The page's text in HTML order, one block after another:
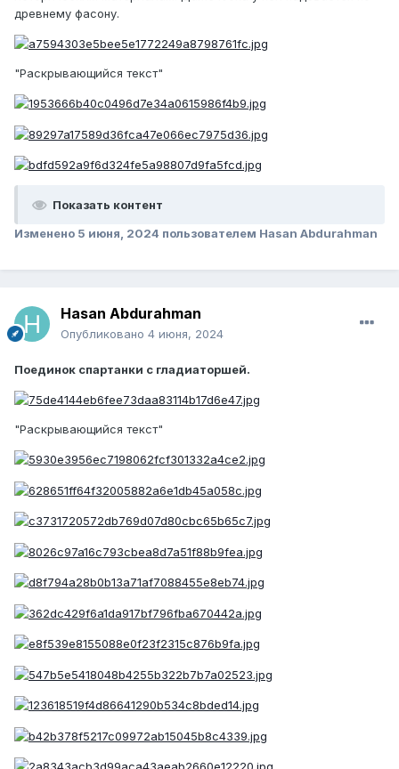
древнему фасону.
"Раскрывающийся текст"
Показать контент
Изменено 5 июня, 2024 пользователем Hasan Abdurahman
Hasan Abdurahman
Опубликовано 4 июня, 2024
Поединок спартанки с гладиаторшей.
"Раскрывающийся текст"